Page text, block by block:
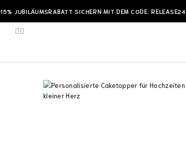
15% JUBILÄUMSRABATT SICHERN MIT DEM CODE: RELEASE24